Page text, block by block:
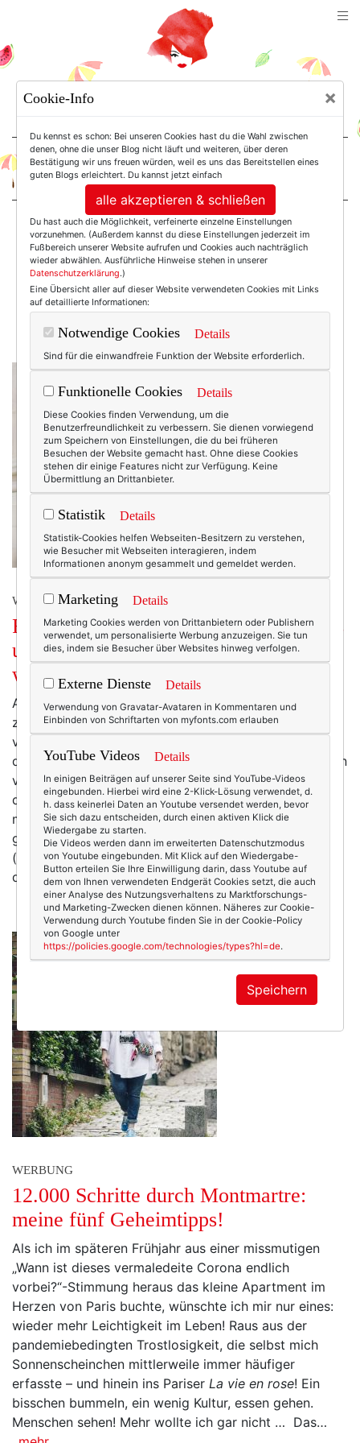
For Women. Not Girls.
Einträge mit dem
Tag: Paris 2021
WERBUNG
French Chic, die Leichtigkeit des Seins
und warum man sich in Paris immer
wieder neu verliebt!
Ach, Paris! In diese Stadt reist man nicht einfach. Paris
zelebriert man. Schon Wochen vor der Anreise
verbringt man (ich!) Stunden in Buchungsportalen, um
das vielleicht schönste Appartement über den Dächern
von Paris zu ergattern (Hotels, pardonnez-moi!, wären
doch ein wenig zu einfach). Die neuesten Reiseführer
mit den absoluten Insider-Tipps müssen ebenso
gefunden werden wie die besten Restaurants
(von Einheimischen besucht, nicht von Touristen!) und
die Vintage-Stores mit den besten und… mehr
WERBUNG
12.000 Schritte durch Montmartre:
meine fünf Geheimtipps!
Als ich im späteren Frühjahr aus einer missmutigen
„Wann ist dieses vermaledeite Corona endlich
vorbei?“-Stimmung heraus das kleine Apartment im
Herzen von Paris buchte, wünschte ich mir nur eines:
wieder mehr Leichtigkeit im Leben! Raus aus der
pandemiebedingten Trostlosigkeit, die selbst mich
Sonnenscheinchen mittlerweile immer häufiger
erfasste – und hinein ins Pariser La vie en rose! Ein
bisschen bummeln, ein wenig Kultur, essen gehen.
Menschen sehen! Mehr wollte ich gar nicht … Das…
Cookie-Info ×
Du kennst es schon: Bei unseren Cookies hast du die Wahl zwischen
denen, ohne die unser Blog nicht läuft und weiteren, über deren
Bestätigung wir uns freuen würden, weil es uns das Bereitstellen eines
guten Blogs erleichtert. Du kannst jetzt einfach
alle akzeptieren & schließen
Du hast auch die Möglichkeit, verfeinerte einzelne Einstellungen
vorzunehmen. (Außerdem kannst du diese Einstellungen jederzeit im
Fußbereich unserer Website aufrufen und Cookies auch nachträglich
wieder abwählen. Ausführliche Hinweise stehen in unserer
Datenschutzerklärung.)
Eine Übersicht aller auf dieser Website verwendeten Cookies mit Links
auf detaillierte Informationen:
Notwendige Cookies Details
Sind für die einwandfreie Funktion der Website erforderlich.
Funktionelle Cookies Details
Diese Cookies finden Verwendung, um die
Benutzerfreundlichkeit zu verbessern. Sie dienen vorwiegend
zum Speichern von Einstellungen, die du bei früheren
Besuchen der Website gemacht hast. Ohne diese Cookies
stehen dir einige Features nicht zur Verfügung. Keine
Übermittlung an Drittanbieter.
Statistik Details
Statistik-Cookies helfen Webseiten-Besitzern zu verstehen,
wie Besucher mit Webseiten interagieren, indem
Informationen anonym gesammelt und gemeldet werden.
Marketing Details
Marketing Cookies werden von Drittanbietern oder Publishern
verwendet, um personalisierte Werbung anzuzeigen. Sie tun
dies, indem sie Besucher über Websites hinweg verfolgen.
Externe Dienste Details
Verwendung von Gravatar-Avataren in Kommentaren und
Einbinden von Schriftarten von myfonts.com erlauben
YouTube Videos Details
In einigen Beiträgen auf unserer Seite sind YouTube-Videos
eingebunden. Hierbei wird eine 2-Klick-Lösung verwendet, d.
h. dass keinerlei Daten an Youtube versendet werden, bevor
Sie sich dazu entscheiden, durch einen aktiven Klick die
Wiedergabe zu starten.
Die Videos werden dann im erweiterten Datenschutzmodus
von Youtube eingebunden. Mit Klick auf den Wiedergabe-
Button erteilen Sie Ihre Einwilligung darin, dass Youtube auf
dem von Ihnen verwendeten Endgerät Cookies setzt, die auch
einer Analyse des Nutzungsverhaltens zu Marktforschungs-
und Marketing-Zwecken dienen können. Näheres zur Cookie-
Verwendung durch Youtube finden Sie in der Cookie-Policy
von Google unter
https://policies.google.com/technologies/types?hl=de.
Speichern